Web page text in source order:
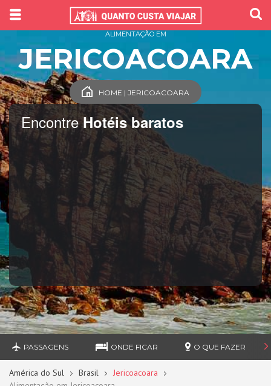
EncontreHotéis baratos
ALIMENTAÇÃO EM
JERICOACOARA
HOME | JERICOACOARA
PASSAGENS ONDE FICAR O QUE FAZER
América do Sul Brasil
Jericoacoara